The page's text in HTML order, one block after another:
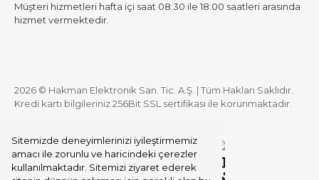
Sitemizde deneyimlerinizi iyileştirmemiz
amacı ile zorunlu ve haricindeki çerezler
kullanılmaktadır. Sitemizi ziyaret ederek
Müşteri hizmetleri hafta içi saat 08:30 ile 18:00 saatleri arasında
hizmet vermektedir.
2026 © Hakman Elektronik San. Tic. A.Ş. | Tüm Hakları Saklıdır.
Kredi kartı bilgileriniz 256Bit SSL sertifikası ile korunmaktadır.